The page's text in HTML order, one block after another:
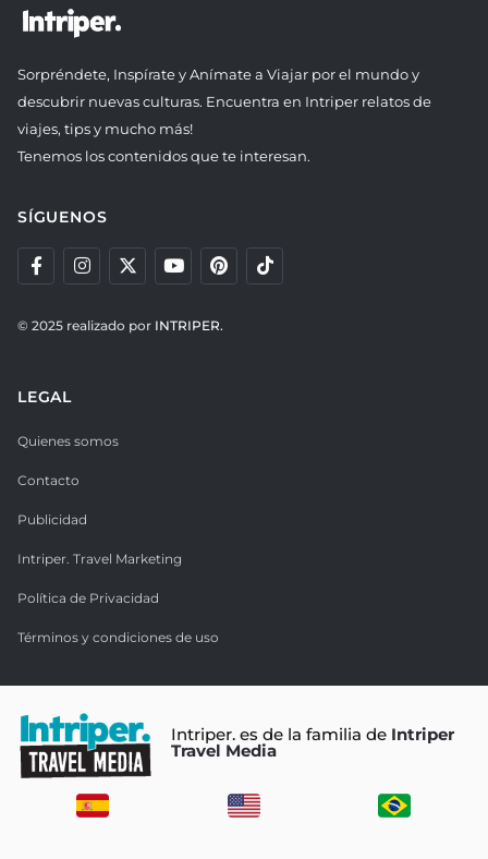
Sorpréndete, Inspírate y Anímate a Viajar por el mundo y
descubrir nuevas culturas. Encuentra en Intriper relatos de
viajes, tips y mucho más!
Tenemos los contenidos que te interesan.
SÍGUENOS
© 2025 realizado por INTRIPER.
LEGAL
Quienes somos
Contacto
Publicidad
Intriper. Travel Marketing
Política de Privacidad
Términos y condiciones de uso
Intriper. es de la familia de Intriper
Travel Media